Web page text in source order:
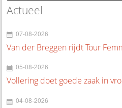
Actueel
07-08-2026
Van der Breggen rijdt Tour
05-08-2026
Vollering doet goede zaak in
04-08-2026